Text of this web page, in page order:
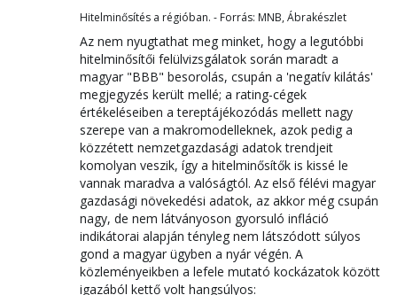
Hitelminősítés a régióban. - Forrás: MNB, Ábrakészlet
Az nem nyugtathat meg minket, hogy a legutóbbi
hitelminősítői felülvizsgálatok során maradt a
magyar "BBB" besorolás, csupán a 'negatív kilátás'
megjegyzés került mellé; a rating-cégek
értékeléseiben a tereptájékozódás mellett nagy
szerepe van a makromodelleknek, azok pedig a
közzétett nemzetgazdasági adatok trendjeit
komolyan veszik, így a hitelminősítők is kissé le
vannak maradva a valóságtól. Az első félévi magyar
gazdasági növekedési adatok, az akkor még csupán
nagy, de nem látványoson gyorsuló infláció
indikátorai alapján tényleg nem látszódott súlyos
gond a magyar ügyben a nyár végén. A
közleményeikben a lefele mutató kockázatok között
igazából kettő volt hangsúlyos: